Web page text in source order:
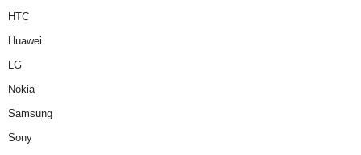
HTC
Huawei
LG
Nokia
Samsung
Sony